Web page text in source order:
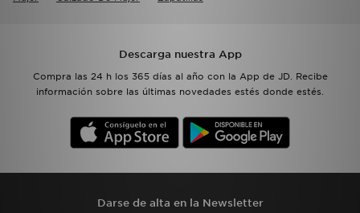
Descarga nuestra App
Compra las 24 h los 365 días al año con la App de JD. Recibe
información sobre las últimas novedades estés donde estés.
Darse de alta en la Newsletter